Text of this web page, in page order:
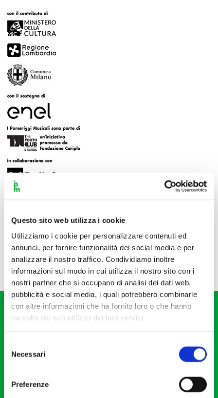
Questo sito web utilizza i cookie
Utilizziamo i cookie per personalizzare contenuti ed
annunci, per fornire funzionalità dei social media e per
analizzare il nostro traffico. Condividiamo inoltre
informazioni sul modo in cui utilizza il nostro sito con i
nostri partner che si occupano di analisi dei dati web,
pubblicità e social media, i quali potrebbero combinarle
con altre informazioni che ha fornito loro o che hanno
raccolto dal suo utilizzo dei loro servizi.
delNecessari
Preferenze
20121 Milano